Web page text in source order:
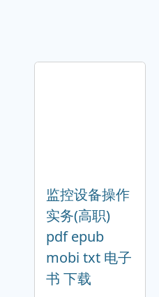
监控设备操作
实务(高职)
pdf epub
mobi txt 电子
书 下载